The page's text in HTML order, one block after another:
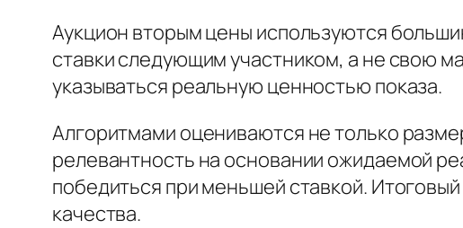
Аукцион вторым цены используются
ставки следующим участником, а не свою
указываться реальную ценностью показа.
Алгоритмами оцениваются не только
релевантность на основании ожидаемой
победиться при меньшей ставкой.
качества.